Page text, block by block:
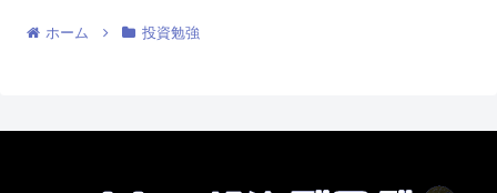
ホーム 投資勉強